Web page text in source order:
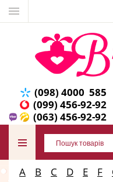
(098) 4000 585
(099) 456-92-92
(063) 456-92-92
A B C D E F